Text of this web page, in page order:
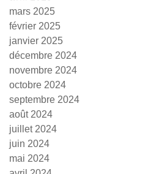
mars 2025
février 2025
janvier 2025
décembre 2024
novembre 2024
octobre 2024
septembre 2024
août 2024
juillet 2024
juin 2024
mai 2024